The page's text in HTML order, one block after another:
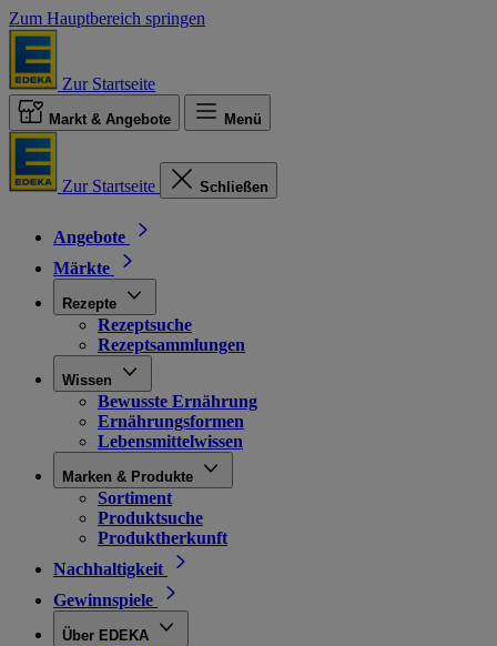
Zum Hauptbereich springen
Zur Startseite
Markt & Angebote Menü
Zur Startseite Schließen
Angebote
Märkte
Rezepte
Rezeptsuche
Rezeptsammlungen
Wissen
Bewusste Ernährung
Ernährungsformen
Lebensmittelwissen
Marken & Produkte
Sortiment
Produktsuche
Produktherkunft
Nachhaltigkeit
Gewinnspiele
Über EDEKA